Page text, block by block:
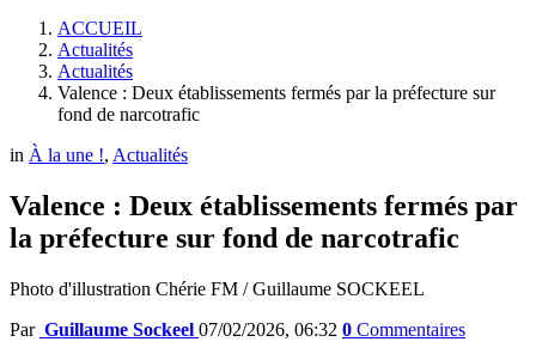
ACCUEIL
Actualités
Actualités
Valence : Deux établissements fermés par la préfecture sur
fond de narcotrafic
in À la une !, Actualités
Valence : Deux établissements fermés par
la préfecture sur fond de narcotrafic
Photo d'illustration Chérie FM / Guillaume SOCKEEL
Par Guillaume Sockeel 07/02/2026, 06:32 0 Commentaires